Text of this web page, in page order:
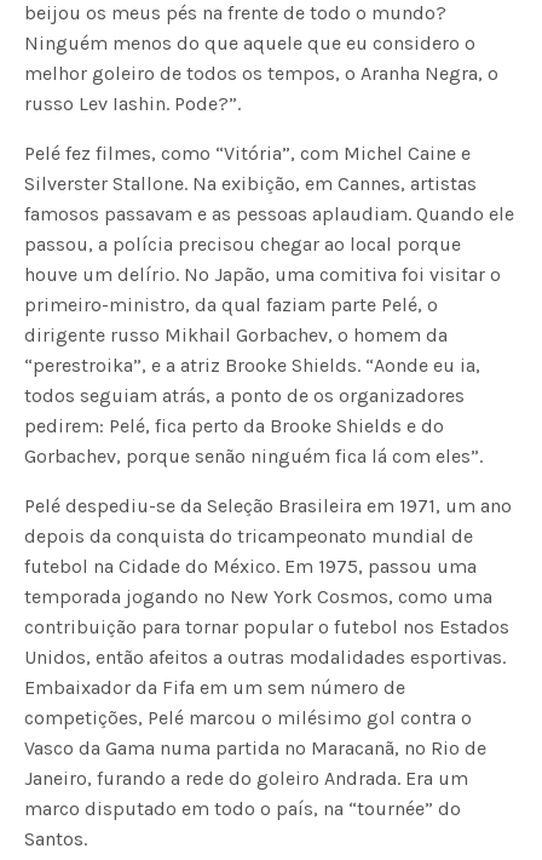
beijou os meus pés na frente de todo o mundo?
Ninguém menos do que aquele que eu considero o
melhor goleiro de todos os tempos, o Aranha Negra, o
russo Lev Iashin. Pode?”.
Pelé fez filmes, como “Vitória”, com Michel Caine e
Silverster Stallone. Na exibição, em Cannes, artistas
famosos passavam e as pessoas aplaudiam. Quando ele
passou, a polícia precisou chegar ao local porque
houve um delírio. No Japão, uma comitiva foi visitar o
primeiro-ministro, da qual faziam parte Pelé, o
dirigente russo Mikhail Gorbachev, o homem da
“perestroika”, e a atriz Brooke Shields. “Aonde eu ia,
todos seguiam atrás, a ponto de os organizadores
pedirem: Pelé, fica perto da Brooke Shields e do
Gorbachev, porque senão ninguém fica lá com eles”.
Pelé despediu-se da Seleção Brasileira em 1971, um ano
depois da conquista do tricampeonato mundial de
futebol na Cidade do México. Em 1975, passou uma
temporada jogando no New York Cosmos, como uma
contribuição para tornar popular o futebol nos Estados
Unidos, então afeitos a outras modalidades esportivas.
Embaixador da Fifa em um sem número de
competições, Pelé marcou o milésimo gol contra o
Vasco da Gama numa partida no Maracanã, no Rio de
Janeiro, furando a rede do goleiro Andrada. Era um
marco disputado em todo o país, na “tournée” do
Santos.